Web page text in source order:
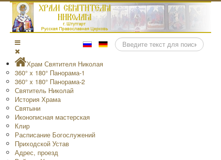
Поиск
Храм Святителя Николая
360° x 180° Панорама-1
360° x 180° Панорама-2
Святитель Николай
История Храма
Святыни
Иконописная мастерская
Клир
Расписание Богослужений
Приходской Устав
Адрес, проезд